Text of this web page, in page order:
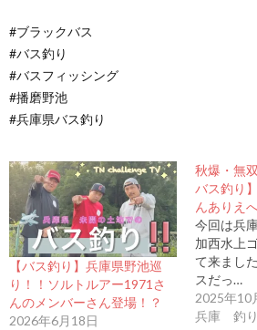
#ブラックバス
#バス釣り
#バスフィッシング
#播磨野池
#兵庫県バス釣り
【バス釣り】兵庫県野池巡
り！！ソルトルアー1971さ
んのメンバーさん登場！？
2026年6月18日
秋爆・無
バス釣り
んありえ
今回は兵
加西水上
て来まし
スだっ…
2025年10
兵庫 釣り